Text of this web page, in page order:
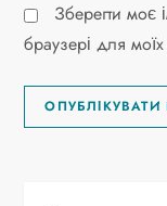
Зберегти моє
браузері для